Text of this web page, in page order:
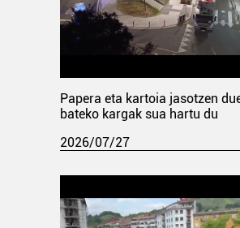
Papera eta kartoia jasotzen
bateko kargak sua hartu du
2026/07/27